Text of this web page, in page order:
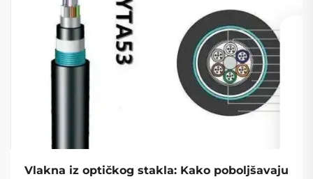
Vlakna iz optičkog stakla: Kako poboljšavaju